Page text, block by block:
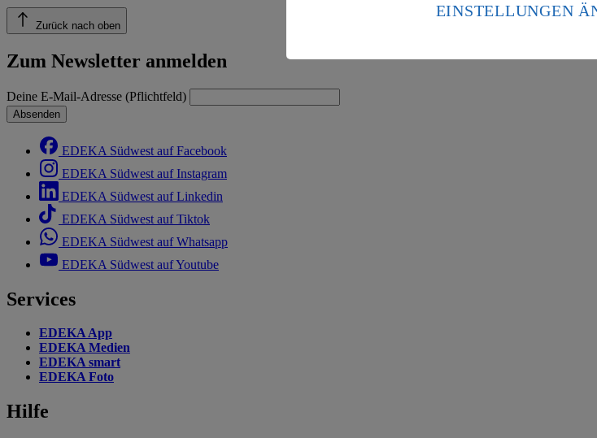
Zurück nach oben
Zum Newsletter anmelden
Deine E-Mail-Adresse (Pflichtfeld)
Absenden
EDEKA Südwest auf Facebook
EDEKA Südwest auf Instagram
EDEKA Südwest auf Linkedin
EDEKA Südwest auf Tiktok
EDEKA Südwest auf Whatsapp
EDEKA Südwest auf Youtube
Services
EDEKA App
EDEKA Medien
EDEKA smart
EDEKA Foto
Hilfe
Risiko eines Zugriffs durch US-amerikanische Behörden.
EINSTELLUNGEN